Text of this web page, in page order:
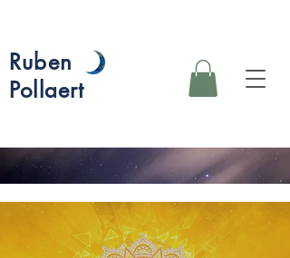
Ruben
Pollaert